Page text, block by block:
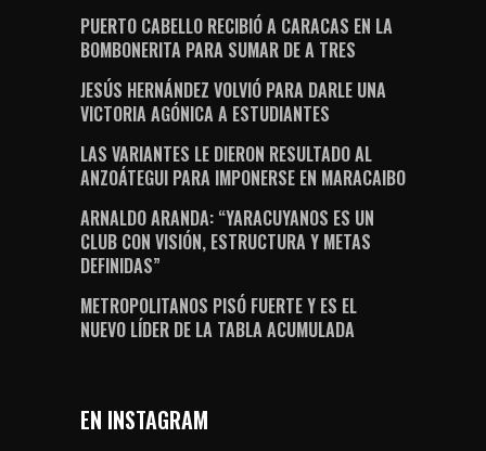
PUERTO CABELLO RECIBIÓ A CARACAS EN LA
BOMBONERITA PARA SUMAR DE A TRES
JESÚS HERNÁNDEZ VOLVIÓ PARA DARLE UNA
VICTORIA AGÓNICA A ESTUDIANTES
LAS VARIANTES LE DIERON RESULTADO AL
ANZOÁTEGUI PARA IMPONERSE EN MARACAIBO
ARNALDO ARANDA: “YARACUYANOS ES UN
CLUB CON VISIÓN, ESTRUCTURA Y METAS
DEFINIDAS”
METROPOLITANOS PISÓ FUERTE Y ES EL
NUEVO LÍDER DE LA TABLA ACUMULADA
EN INSTAGRAM